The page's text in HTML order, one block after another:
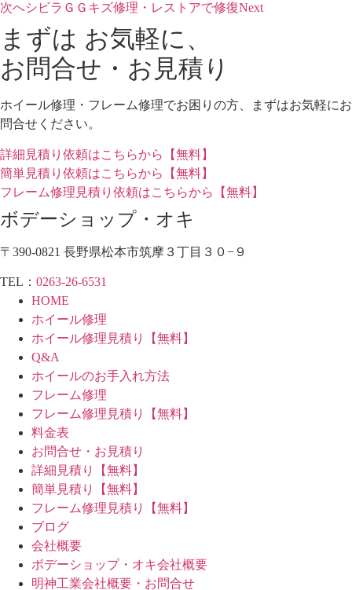
次へシビラＧＧキズ修理・レストアで修復Next
まずは お気軽に、
お問合せ・お見積り
ホイール修理・フレーム修理でお困りの方、まずはお気軽にお
問合せください。
詳細見積り依頼はこちらから【無料】
簡単見積り依頼はこちらから【無料】
フレーム修理見積り依頼はこちらから【無料】
ボデーショップ・オキ
〒390-0821 長野県松本市筑摩３丁目３０−９
TEL： 0263-26-6531
HOME
ホイール修理
ホイール修理見積り【無料】
Q&A
ホイールのお手入れ方法
フレーム修理
フレーム修理見積り【無料】
料金表
お問合せ・お見積り
詳細見積り【無料】
簡単見積り【無料】
フレーム修理見積り【無料】
ブログ
会社概要
ボデーショップ・オキ会社概要
明神工業会社概要・お問合せ